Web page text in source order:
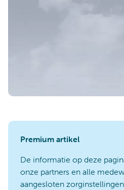
Premium artikel
De informatie op deze
onze partners en alle
aangesloten